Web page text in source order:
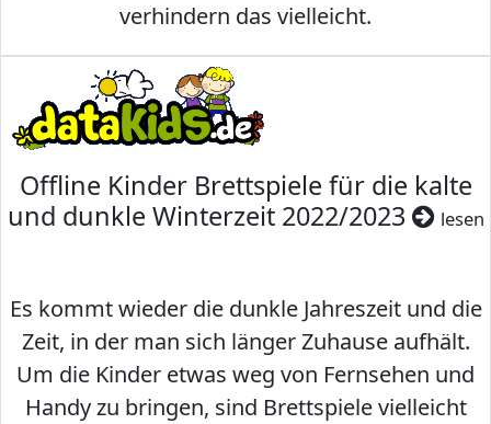
verhindern das vielleicht.
Offline Kinder Brettspiele für die kalte
und dunkle Winterzeit 2022/2023
lesen
Es kommt wieder die dunkle Jahreszeit und die
Zeit, in der man sich länger Zuhause aufhält.
Um die Kinder etwas weg von Fernsehen und
Handy zu bringen, sind Brettspiele vielleicht